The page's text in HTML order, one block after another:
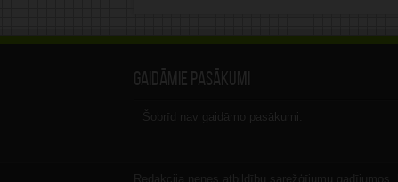
Gaidāmie pasākumi
Šobrīd nav gaidāmo pasākumi.
Redakcija nenes atbildību sarežģījumu